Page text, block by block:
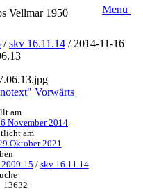
Vellmar 1950 Menu
/skv 16.11.14 / 2014-11-16
Vorwärts
am
November 2014
am
Oktober 2021
15 / skv 16.11.14
13632